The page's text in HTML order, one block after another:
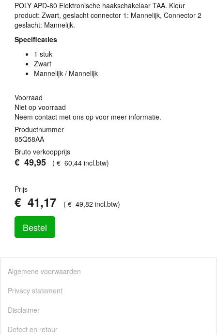
POLY APD-80 Elektronische haakschakelaar TAA. Kleur
product: Zwart, geslacht connector 1: Mannelijk, Connector 2
geslacht: Mannelijk.
Specificaties
1 stuk
Zwart
Mannelijk / Mannelijk
Voorraad
Niet op voorraad
Neem contact met ons op voor meer informatie.
Productnummer
85Q58AA
Bruto verkoopprijs
€ 49,95 ( € 60,44 incl.btw)
Prijs
€ 41,17 ( € 49,82 incl.btw)
Bestel
Algemene voorwaarden
Privacy statement
Disclaimer
Defect en retour